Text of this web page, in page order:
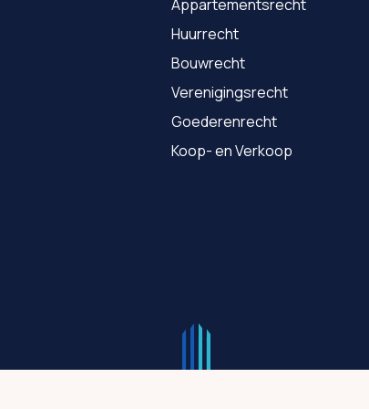
Appartementsrecht
Huurrecht
Bouwrecht
Verenigingsrecht
Goederenrecht
Koop- en Verkoop